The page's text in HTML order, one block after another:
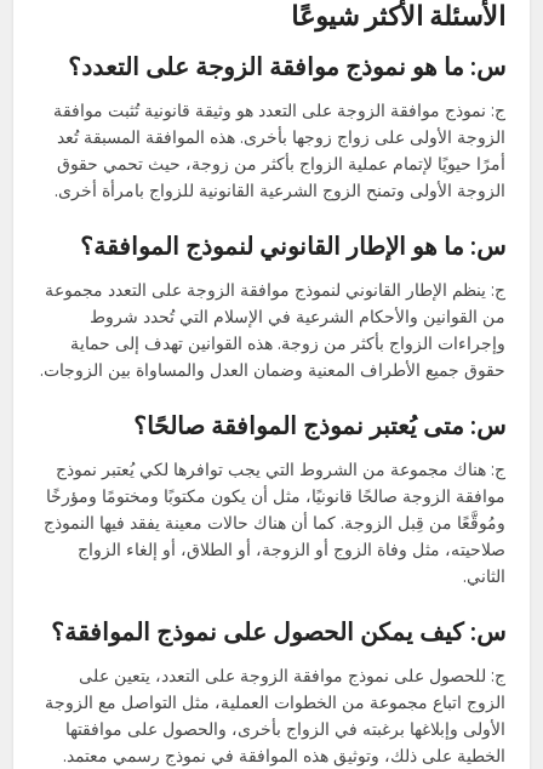
الأسئلة الأكثر شيوعًا
س: ما هو نموذج موافقة الزوجة على التعدد؟
ج: نموذج موافقة الزوجة على التعدد هو وثيقة قانونية تُثبت موافقة
الزوجة الأولى على زواج زوجها بأخرى. هذه الموافقة المسبقة تُعد
أمرًا حيويًا لإتمام عملية الزواج بأكثر من زوجة، حيث تحمي حقوق
الزوجة الأولى وتمنح الزوج الشرعية القانونية للزواج بامرأة أخرى.
س: ما هو الإطار القانوني لنموذج الموافقة؟
ج: ينظم الإطار القانوني لنموذج موافقة الزوجة على التعدد مجموعة
من القوانين والأحكام الشرعية في الإسلام التي تُحدد شروط
وإجراءات الزواج بأكثر من زوجة. هذه القوانين تهدف إلى حماية
حقوق جميع الأطراف المعنية وضمان العدل والمساواة بين الزوجات.
س: متى يُعتبر نموذج الموافقة صالحًا؟
ج: هناك مجموعة من الشروط التي يجب توافرها لكي يُعتبر نموذج
موافقة الزوجة صالحًا قانونيًا، مثل أن يكون مكتوبًا ومختومًا ومؤرخًا
ومُوقَّعًا من قِبل الزوجة. كما أن هناك حالات معينة يفقد فيها النموذج
صلاحيته، مثل وفاة الزوج أو الزوجة، أو الطلاق، أو إلغاء الزواج
الثاني.
س: كيف يمكن الحصول على نموذج الموافقة؟
ج: للحصول على نموذج موافقة الزوجة على التعدد، يتعين على
الزوج اتباع مجموعة من الخطوات العملية، مثل التواصل مع الزوجة
الأولى وإبلاغها برغبته في الزواج بأخرى، والحصول على موافقتها
الخطية على ذلك، وتوثيق هذه الموافقة في نموذج رسمي معتمد.